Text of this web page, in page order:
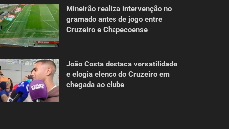
Mineirão realiza intervenção no
gramado antes de jogo entre
Cruzeiro e Chapecoense
João Costa destaca versatilidade
e elogia elenco do Cruzeiro em
chegada ao clube